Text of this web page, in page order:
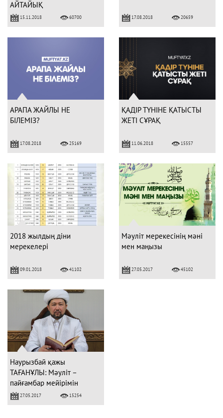
АЙТАЙЫҚ
15.11.2018 60700 17.08.2018 20659
АРАПА ЖАЙЛЫ НЕ
БІЛЕМІЗ?
17.08.2018 25169
ҚАДІР ТҮНІНЕ ҚАТЫСТЫ
ЖЕТІ СҰРАҚ
11.06.2018 15557
2018 жылдың діни
мерекелері
09.01.2018 41102
Мәуліт мерекесінің мәні
мен маңызы
27.05.2017 45102
Наурызбай қажы
ТАҒАНҰЛЫ: Мәуліт –
пайғамбар мейірімін
сүйіншілейтін мереке!
27.05.2017 15254